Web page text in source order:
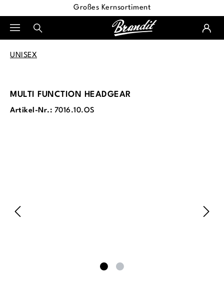
Großes Kernsortiment
UNISEX
MULTI FUNCTION HEADGEAR
Artikel-Nr.: 7016.10.OS